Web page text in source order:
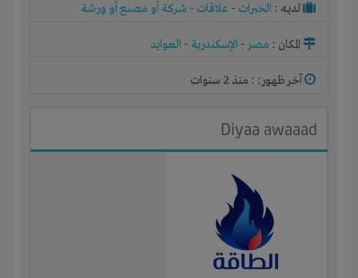
لديـه : الخبرات - علاقات - شركة أو مصنع أو ورشة
المكان : مصر- الإسكندرية - العوايد
آخر ظهور: : منذ 2 سنوات
Diyaa awaaad